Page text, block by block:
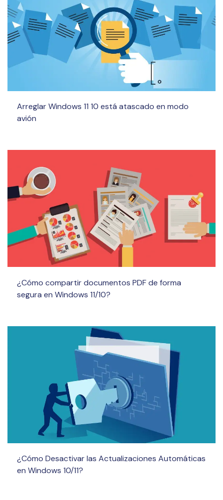
Arreglar Windows 11 10 está atascado en modo
avión
¿Cómo compartir documentos PDF de forma
segura en Windows 11/10?
¿Cómo Desactivar las Actualizaciones Automáticas
en Windows 10/11?